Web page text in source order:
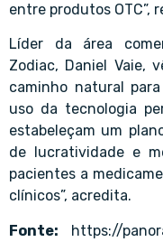
entre produtos OTC”,
Líder da área
Zodiac, Daniel Vaie,
caminho natural
uso da tecnologia
estabeleçam um
de lucratividade e
pacientes a
clínicos”, acredita.
Fonte:
https://